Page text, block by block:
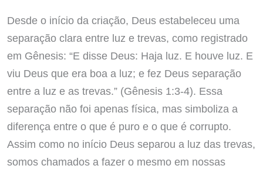
Desde o início da criação, Deus estabeleceu uma
separação clara entre luz e trevas, como registrado
em Gênesis: “E disse Deus: Haja luz. E houve luz. E
viu Deus que era boa a luz; e fez Deus separação
entre a luz e as trevas.” (Gênesis 1:3-4). Essa
separação não foi apenas física, mas simboliza a
diferença entre o que é puro e o que é corrupto.
Assim como no início Deus separou a luz das trevas,
somos chamados a fazer o mesmo em nossas